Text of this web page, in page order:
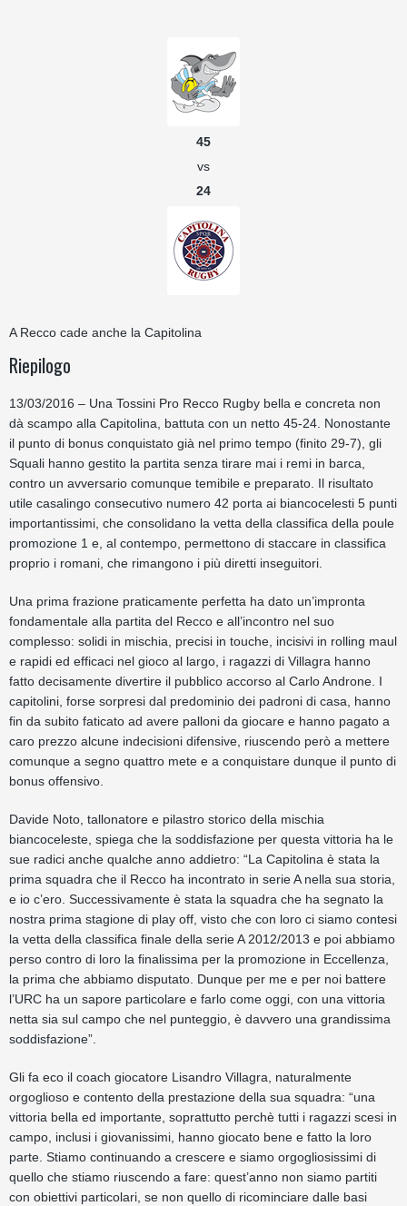
45
vs
24
A Recco cade anche la Capitolina
Riepilogo
13/03/2016 – Una Tossini Pro Recco Rugby bella e concreta non
dà scampo alla Capitolina, battuta con un netto 45-24. Nonostante
il punto di bonus conquistato già nel primo tempo (finito 29-7), gli
Squali hanno gestito la partita senza tirare mai i remi in barca,
contro un avversario comunque temibile e preparato. Il risultato
utile casalingo consecutivo numero 42 porta ai biancocelesti 5 punti
importantissimi, che consolidano la vetta della classifica della poule
promozione 1 e, al contempo, permettono di staccare in classifica
proprio i romani, che rimangono i più diretti inseguitori.
Una prima frazione praticamente perfetta ha dato un’impronta
fondamentale alla partita del Recco e all’incontro nel suo
complesso: solidi in mischia, precisi in touche, incisivi in rolling maul
e rapidi ed efficaci nel gioco al largo, i ragazzi di Villagra hanno
fatto decisamente divertire il pubblico accorso al Carlo Androne. I
capitolini, forse sorpresi dal predominio dei padroni di casa, hanno
fin da subito faticato ad avere palloni da giocare e hanno pagato a
caro prezzo alcune indecisioni difensive, riuscendo però a mettere
comunque a segno quattro mete e a conquistare dunque il punto di
bonus offensivo.
Davide Noto, tallonatore e pilastro storico della mischia
biancoceleste, spiega che la soddisfazione per questa vittoria ha le
sue radici anche qualche anno addietro: “La Capitolina è stata la
prima squadra che il Recco ha incontrato in serie A nella sua storia,
e io c’ero. Successivamente è stata la squadra che ha segnato la
nostra prima stagione di play off, visto che con loro ci siamo contesi
la vetta della classifica finale della serie A 2012/2013 e poi abbiamo
perso contro di loro la finalissima per la promozione in Eccellenza,
la prima che abbiamo disputato. Dunque per me e per noi battere
l’URC ha un sapore particolare e farlo come oggi, con una vittoria
netta sia sul campo che nel punteggio, è davvero una grandissima
soddisfazione”.
Gli fa eco il coach giocatore Lisandro Villagra, naturalmente
orgoglioso e contento della prestazione della sua squadra: “una
vittoria bella ed importante, soprattutto perchè tutti i ragazzi scesi in
campo, inclusi i giovanissimi, hanno giocato bene e fatto la loro
parte. Stiamo continuando a crescere e siamo orgogliosissimi di
quello che stiamo riuscendo a fare: quest’anno non siamo partiti
con obiettivi particolari, se non quello di ricominciare dalle basi